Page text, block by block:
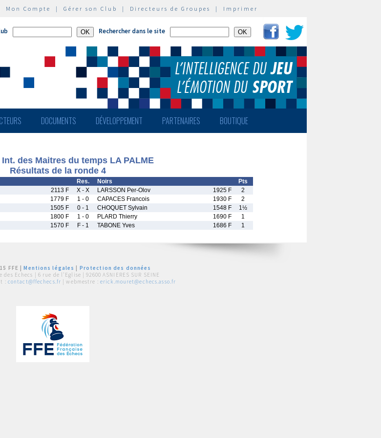
Mon Compte | Gérer son Club | Directeurs de Groupes | Imprimer
Rechercher dans le site
DOCUMENTS DÉVELOPPEMENT PARTENAIRES BOUTIQUE
Int. des Maitres du temps LA PALME
Résultats de la ronde 4
Res. Noirs
Pts
2113 F X - X LARSSON Per-Olov 1925 F
2
1779 F 1 - 0 CAPACES Francois 1930 F
2
1505 F 0 - 1 CHOQUET Sylvain 1548 F
1½
1800 F 1 - 0 PLARD Thierry 1690 F
1
1570 F F - 1 TABONE Yves 1686 F 1
FFE |Mentions légales
Protection des données
des Echecs | 6 rue de l'Eglise | 92600 ASNIERES SUR SEINE
: contact@ffechecs.fr | webmestre : erick.mouret@echecs.asso.fr